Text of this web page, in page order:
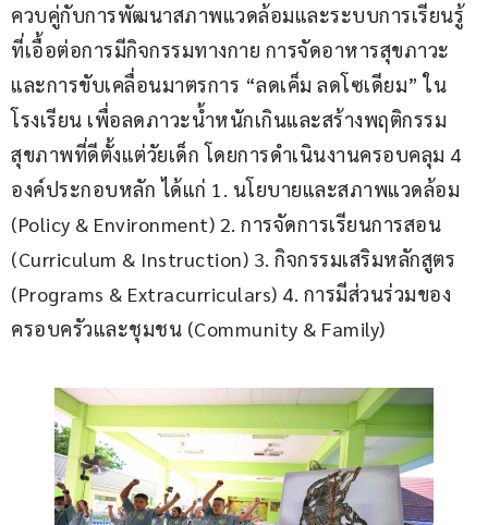
ควบคู่กับการพัฒนาสภาพแวดล้อมและระบบการเรียนรู้
ที่เอื้อต่อการมีกิจกรรมทางกาย การจัดอาหารสุขภาวะ
และการขับเคลื่อนมาตรการ “ลดเค็ม ลดโซเดียม” ใน
โรงเรียน เพื่อลดภาวะน้ำหนักเกินและสร้างพฤติกรรม
สุขภาพที่ดีตั้งแต่วัยเด็ก โดยการดำเนินงานครอบคลุม 4
องค์ประกอบหลัก ได้แก่ 1. นโยบายและสภาพแวดล้อม
(Policy & Environment) 2. การจัดการเรียนการสอน
(Curriculum & Instruction) 3. กิจกรรมเสริมหลักสูตร
(Programs & Extracurriculars) 4. การมีส่วนร่วมของ
ครอบครัวและชุมชน (Community & Family)